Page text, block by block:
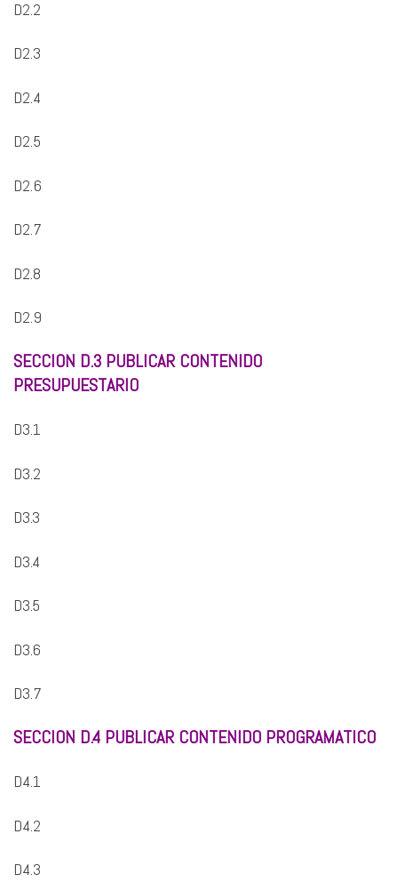
D2.2
D2.3
D2.4
D2.5
D2.6
D2.7
D2.8
D2.9
SECCION D.3 PUBLICAR CONTENIDO
PRESUPUESTARIO
D3.1
D3.2
D3.3
D3.4
D3.5
D3.6
D3.7
SECCION D.4 PUBLICAR CONTENIDO PROGRAMATICO
D4.1
D4.2
D4.3